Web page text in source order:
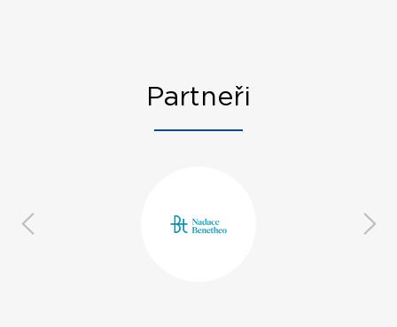
Partneři